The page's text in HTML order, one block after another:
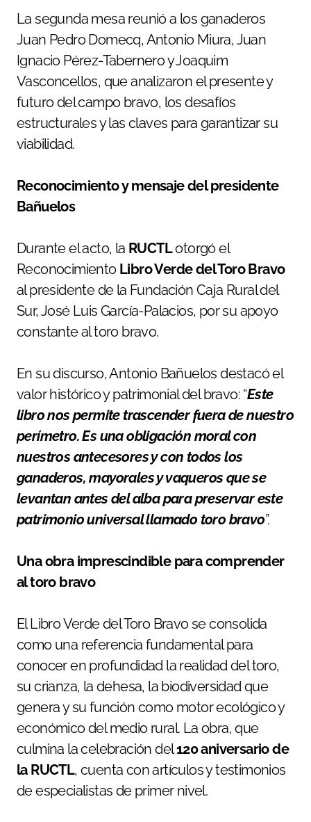
La segunda mesa reunió a los ganaderos
Juan Pedro Domecq, Antonio Miura, Juan
Ignacio Pérez-Tabernero y Joaquim
Vasconcellos, que analizaron el presente y
futuro del campo bravo, los desafíos
estructurales y las claves para garantizar su
viabilidad.
Reconocimiento y mensaje del presidente
Bañuelos
Durante el acto, la RUCTLotorgó el
Reconocimiento Libro Verde del Toro Bravo
al presidente de la Fundación Caja Rural del
Sur, José Luis García-Palacios, por su apoyo
constante al toro bravo.
En su discurso, Antonio Bañuelos destacó el
valor histórico y patrimonial del bravo: “Este
libro nos permite trascender fuera de nuestro
perímetro. Es una obligación moral con
nuestros antecesores y con todos los
ganaderos, mayorales y vaqueros que se
levantan antes del alba para preservar este
patrimonio universal llamado toro bravo”.
Una obra imprescindible para comprender
al toro bravo
El Libro Verde del Toro Bravo se consolida
como una referencia fundamental para
conocer en profundidad la realidad del toro,
su crianza, la dehesa, la biodiversidad que
genera y su función como motor ecológico y
económico del medio rural. La obra, que
culmina la celebración del120 aniversario de
la RUCTL, cuenta con artículos y testimonios
de especialistas de primer nivel.